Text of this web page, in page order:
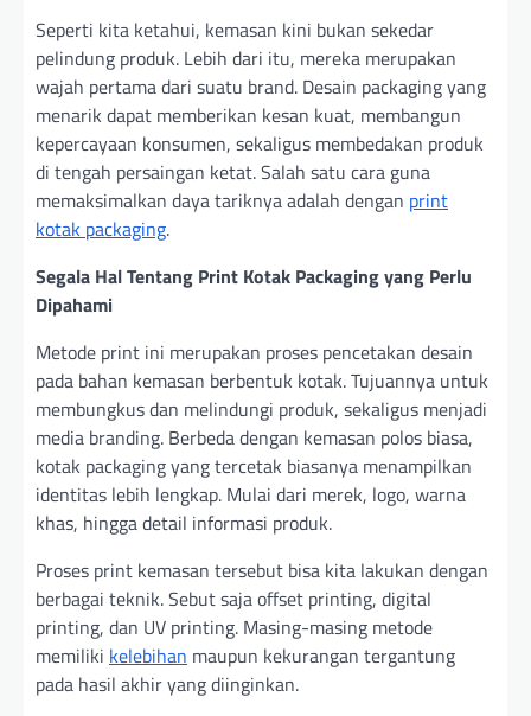
Seperti kita ketahui, kemasan kini bukan sekedar
pelindung produk. Lebih dari itu, mereka merupakan
wajah pertama dari suatu brand. Desain packaging yang
menarik dapat memberikan kesan kuat, membangun
kepercayaan konsumen, sekaligus membedakan produk
di tengah persaingan ketat. Salah satu cara guna
memaksimalkan daya tariknya adalah dengan print
kotak packaging.
Segala Hal Tentang Print Kotak Packaging yang Perlu
Dipahami
Metode print ini merupakan proses pencetakan desain
pada bahan kemasan berbentuk kotak. Tujuannya untuk
membungkus dan melindungi produk, sekaligus menjadi
media branding. Berbeda dengan kemasan polos biasa,
kotak packaging yang tercetak biasanya menampilkan
identitas lebih lengkap. Mulai dari merek, logo, warna
khas, hingga detail informasi produk.
Proses print kemasan tersebut bisa kita lakukan dengan
berbagai teknik. Sebut saja offset printing, digital
printing, dan UV printing. Masing-masing metode
memiliki kelebihan maupun kekurangan tergantung
pada hasil akhir yang diinginkan.